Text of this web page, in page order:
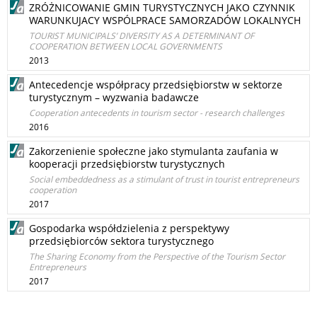
ZRÓŻNICOWANIE GMIN TURYSTYCZNYCH JAKO CZYNNIK
WARUNKUJACY WSPÓLPRACE SAMORZADÓW LOKALNYCH
TOURIST MUNICIPALS’ DIVERSITY AS A DETERMINANT OF
COOPERATION BETWEEN LOCAL GOVERNMENTS
2013
Antecedencje współpracy przedsiębiorstw w sektorze
turystycznym – wyzwania badawcze
Cooperation antecedents in tourism sector - research challenges
2016
Zakorzenienie społeczne jako stymulanta zaufania w
kooperacji przedsiębiorstw turystycznych
Social embeddedness as a stimulant of trust in tourist entrepreneurs
cooperation
2017
Gospodarka współdzielenia z perspektywy
przedsiębiorców sektora turystycznego
The Sharing Economy from the Perspective of the Tourism Sector
Entrepreneurs
2017